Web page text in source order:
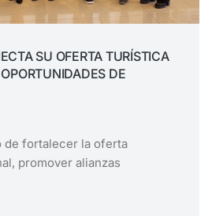
SU OFERTA TURÍSTICA
DE
de fortalecer la oferta
promover alianzas